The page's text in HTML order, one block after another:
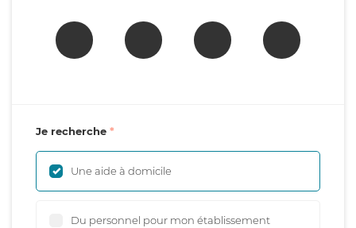
Je recherche
Une aide à domicile
Du personnel pour mon établissement